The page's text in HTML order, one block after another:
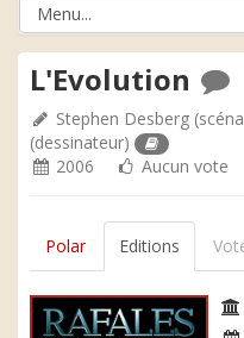
L'Evolution
Stephen Desberg
(dessinateur)
2006
Aucun vote
Polar Editions